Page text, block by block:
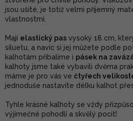
jsou ušité, je totiž velmi příjemný
vlastnostmi.
Mají elastický pas vysoký 18 cm,
siluetu, a navíc si jej můžete podle
kalhotám přibalíme i pásek na
kalhoty jsme také vybavili dvěma
máme je pro vás ve čtyřech
jednoduše nastavíte délku kalhot
Tyhle krásné kalhoty se vždy
výjimečné pohodlí a skvělý pocit!